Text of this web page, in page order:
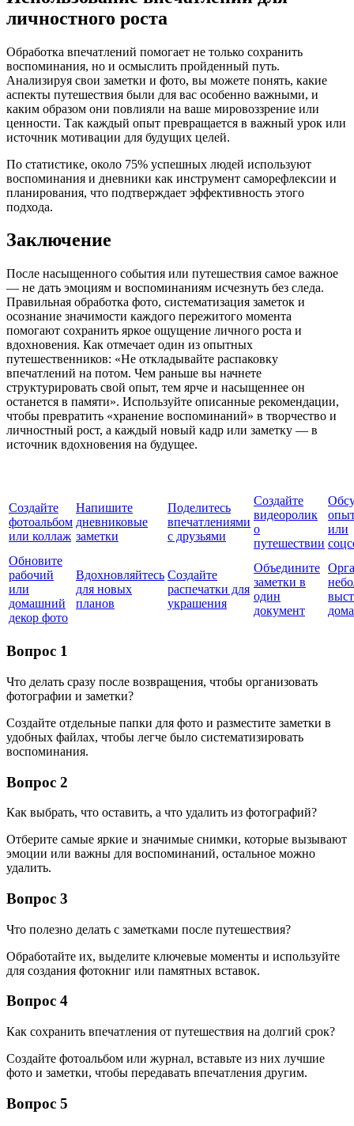
личностного роста
Обработка впечатлений помогает не только сохранить
воспоминания, но и осмыслить пройденный путь.
Анализируя свои заметки и фото, вы можете понять, какие
аспекты путешествия были для вас особенно важными, и
каким образом они повлияли на ваше мировоззрение или
ценности. Так каждый опыт превращается в важный урок или
источник мотивации для будущих целей.
По статистике, около 75% успешных людей используют
воспоминания и дневники как инструмент саморефлексии и
планирования, что подтверждает эффективность этого
подхода.
Заключение
После насыщенного события или путешествия самое важное
— не дать эмоциям и воспоминаниям исчезнуть без следа.
Правильная обработка фото, систематизация заметок и
осознание значимости каждого пережитого момента
помогают сохранить яркое ощущение личного роста и
вдохновения. Как отмечает один из опытных
путешественников: «Не откладывайте распаковку
впечатлений на потом. Чем раньше вы начнете
структурировать свой опыт, тем ярче и насыщеннее он
останется в памяти». Используйте описанные рекомендации,
чтобы превратить «хранение воспоминаний» в творчество и
личностный рост, а каждый новый кадр или заметку — в
источник вдохновения на будущее.
Создайте
фотоальбом
или коллаж
Напишите
дневниковые
заметки
Поделитесь
впечатлениями
с друзьями
Создайте
видеоролик
о
путешествии
или
Обновите
рабочий
или
домашний
декор фото
Вдохновляйтесь
для новых
планов
Создайте
распечатки для
украшения
Объедините
заметки в
один
документ
дома
Вопрос 1
Что делать сразу после возвращения, чтобы организовать
фотографии и заметки?
Создайте отдельные папки для фото и разместите заметки в
удобных файлах, чтобы легче было систематизировать
воспоминания.
Вопрос 2
Как выбрать, что оставить, а что удалить из фотографий?
Отберите самые яркие и значимые снимки, которые вызывают
эмоции или важны для воспоминаний, остальное можно
удалить.
Вопрос 3
Что полезно делать с заметками после путешествия?
Обработайте их, выделите ключевые моменты и используйте
для создания фотокниг или памятных вставок.
Вопрос 4
Как сохранить впечатления от путешествия на долгий срок?
Создайте фотоальбом или журнал, вставьте из них лучшие
фото и заметки, чтобы передавать впечатления другим.
Вопрос 5